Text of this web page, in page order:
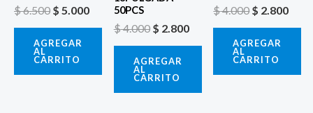
$6.500 $ 5.000
AGREGAR
AL
CARRITO
50PCS
$4.000 $ 2.800
AGREGAR
AL
CARRITO
$4.000$ 2.800
AGREGAR
AL
CARRITO